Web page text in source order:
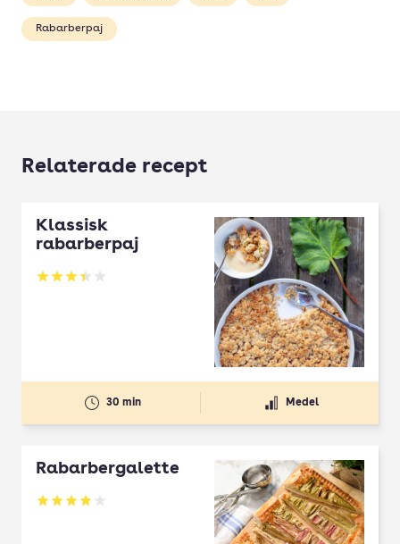
Rabarberpaj
Relaterade recept
Klassisk
rabarberpaj
Betyg: 3.46 av 5
30 min Medel
Rabarbergalette
Betyg: 4.08 av 5